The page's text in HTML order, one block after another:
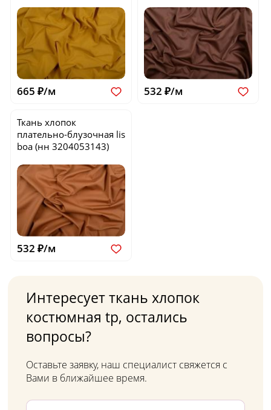
665 ₽/м 532 ₽/м
Ткань хлопок
плательно-блузочная lis
boa (нн 3204053143)
532 ₽/м
Интересует ткань хлопок
костюмная tp, остались
вопросы?
Оставьте заявку, наш специалист свяжется с
Вами в ближайшее время.